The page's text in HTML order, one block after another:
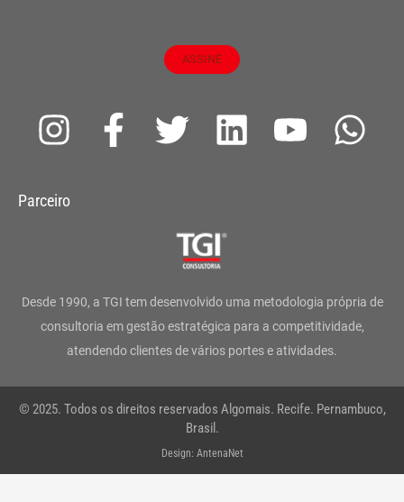
ASSINE
I
s
g
r
a
m
F
a
o
o
k
-
T
t
e
r
L
d
i
n
Y
b
e
W
a
p
Parceiro
Desde 1990, a TGI tem desenvolvido uma metodologia própria de
consultoria em gestão estratégica para a competitividade,
atendendo clientes de vários portes e atividades.
© 2025. Todos os direitos reservados Algomais. Recife. Pernambuco,
Brasil.
Design: AntenaNet